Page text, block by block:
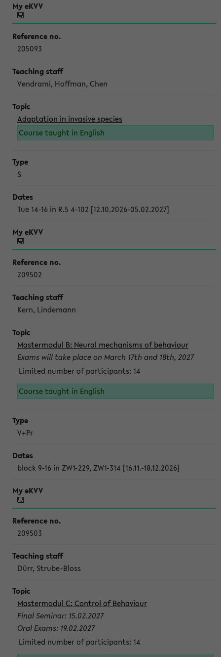
205093
Vendrami, Hoffman, Chen
Adaptation in invasive species
Course taught in English
S
Tue 14-16 in R.5 4-102 [12.10.2026-05.02.2027]
209502
Kern, Lindemann
Mastermodul B: Neural mechanisms of behaviour
Exams will take place on March 17th and 18th, 2027
Limited number of participants: 14
Course taught in English
V+Pr
block 9-16 in ZW1-229, ZW1-314 [16.11.-18.12.2026]
209503
Dürr, Strube-Bloss
Mastermodul C: Control of Behaviour
Final Seminar: 15.02.2027
Oral Exams: 19.02.2027
Limited number of participants: 14